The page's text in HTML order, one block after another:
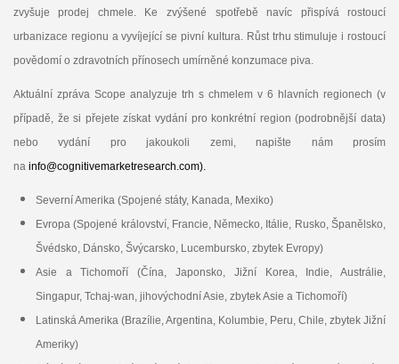
zvyšuje prodej chmele. Ke zvýšené spotřebě navíc přispívá rostoucí
urbanizace regionu a vyvíjející se pivní kultura. Růst trhu stimuluje i rostoucí
povědomí o zdravotních přínosech umírněné konzumace piva.
Aktuální zpráva Scope analyzuje trh s chmelem v 6 hlavních regionech (v
případě, že si přejete získat vydání pro konkrétní region (podrobnější data)
nebo vydání pro jakoukoli zemi, napište nám prosím
na info@cognitivemarketresearch.com).
Severní Amerika (Spojené státy, Kanada, Mexiko)
Evropa (Spojené království, Francie, Německo, Itálie, Rusko, Španělsko,
Švédsko, Dánsko, Švýcarsko, Lucembursko, zbytek Evropy)
Asie a Tichomoří (Čína, Japonsko, Jižní Korea, Indie, Austrálie,
Singapur, Tchaj-wan, jihovýchodní Asie, zbytek Asie a Tichomoří)
Latinská Amerika (Brazílie, Argentina, Kolumbie, Peru, Chile, zbytek Jižní
Ameriky)